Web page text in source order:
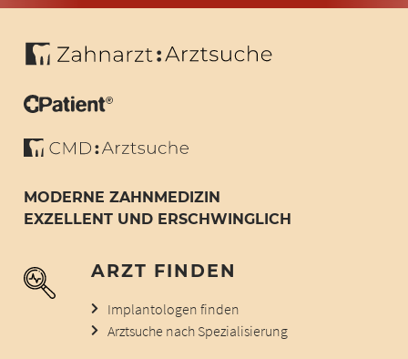
MODERNE ZAHNMEDIZIN
EXZELLENT UND ERSCHWINGLICH
ARZT FINDEN
Implantologen finden
Arztsuche nach Spezialisierung